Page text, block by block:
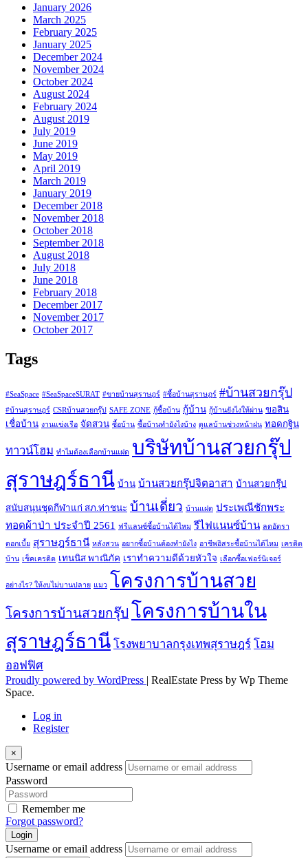
January 2026
March 2025
February 2025
January 2025
December 2024
November 2024
October 2024
August 2024
February 2024
August 2019
July 2019
June 2019
May 2019
April 2019
March 2019
January 2019
December 2018
November 2018
October 2018
September 2018
August 2018
July 2018
June 2018
February 2018
December 2017
November 2017
October 2017
Tags
#SeaSpace #SeaSpaceSURAT #ขายบ้านสุราษฎร์ #ซื้อบ้านสุราษฎร์ #บ้านสวยกรุ๊ป
#บ้านสุราษฎร์ CSRบ้านสวยกรุ๊ป SAFE ZONE กู้ซื้อบ้าน กู้บ้าน กู้บ้านยังไงให้ผ่าน ขอสิน
เชื่อบ้าน งานแข่งเรือ จัดสวน ซื้อบ้าน ซื้อบ้านทำยังไงบ้าง ดูแลบ้านช่วงหน้าฝน ทอดกฐิน
ทาวน์โฮม ทำไมต้องเลือกบ้านแฝด บริษัทบ้านสวยกรุ๊ป
สุราษฎร์ธานี บ้าน บ้านสวยกรุ๊ปจิตอาสา บ้านสวยกรุ๊ป
สนับสนุนชุดกีฬาแก่ สภ.ท่าชนะ บ้านเดี่ยว บ้านแฝด ประเพณีชักพระ
ทอดผ้าป่า ประจำปี 2561
ฟรีแลนซ์ซื้อบ้านได้ไหม รีไฟแนนซ์บ้าน ลดอัตรา
ดอกเบี้ย สุราษฎร์ธานี หลังสวน อยากซื้อบ้านต้องทำยังไง อาชีพอิสระซื้อบ้านได้ไหม เครดิต
บ้าน เช็คเครดิต เทนนิส พาณิภัค เราทำความดีด้วยหัวใจ เลือกซื้อเฟอร์นิเจอร์
อย่างไร? ให้งบไม่บานปลาย แมว โครงการบ้านสวย
โครงการบ้านสวยกรุ๊ป โครงการบ้านใน
สุราษฎร์ธานี โรงพยาบาลกรุงเทพสุราษฎร์ โฮม
ออฟฟิศ
Proudly powered by WordPress | RealEstate Press by Wp Theme
Space.
Log in
Register
×
Username or email address
Password
Remember me
Forgot password?
Login
Username or email address